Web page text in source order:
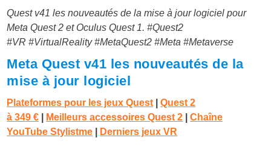
Quest v41 les nouveautés de la mise à jour logiciel pour
Meta Quest 2 et Oculus Quest 1.#Quest2
#VR #VirtualReality #MetaQuest2 #Meta #Metaverse
Meta Quest v41 les nouveautés de la
mise à jour logiciel
Plateformes pour les jeux Quest
Quest 2
à349 € Meilleurs accessoires Quest 2 |Chaîne
YouTube Stylistme
Derniers jeux VR